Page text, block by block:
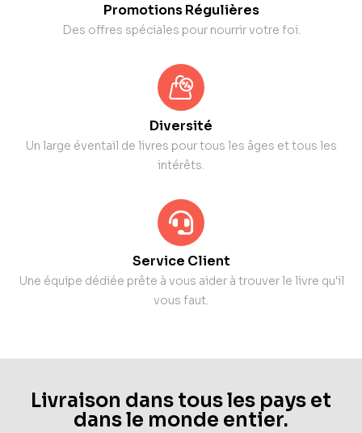
Promotions Régulières
Des offres spéciales pour nourrir votre foi.
Diversité
Un large éventail de livres pour tous les âges et tous les
intérêts.
Service Client
Une équipe dédiée prête à vous aider à trouver le livre qu'il
vous faut.
Livraison dans tous les pays et
dans le monde entier.